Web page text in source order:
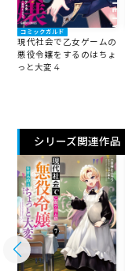
コミックガルド
現代社会で乙女ゲームの
悪役令嬢をするのはちょ
っと大変 4
シリーズ関連作品